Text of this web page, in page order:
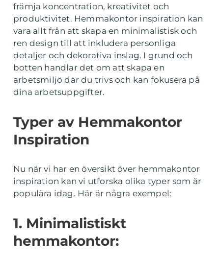
främja koncentration, kreativitet och
produktivitet. Hemmakontor inspiration kan
vara allt från att skapa en minimalistisk och
ren design till att inkludera personliga
detaljer och dekorativa inslag. I grund och
botten handlar det om att skapa en
arbetsmiljö där du trivs och kan fokusera på
dina arbetsuppgifter.
Typer av Hemmakontor
Inspiration
Nu när vi har en översikt över hemmakontor
inspiration kan vi utforska olika typer som är
populära idag. Här är några exempel:
1. Minimalistiskt
hemmakontor: